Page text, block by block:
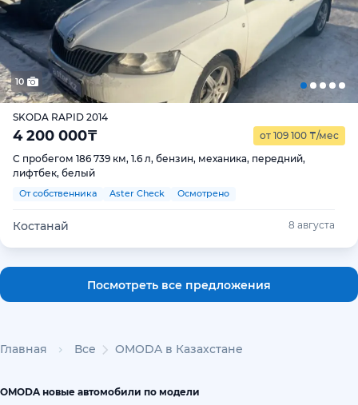
10
SKODA RAPID 2014
4 200 000₸ от 109 100 ₸/мес
С пробегом 186 739 км, 1.6 л, бензин, механика, передний,
лифтбек, белый
От собственника Aster Check Осмотрено
Костанай 8 августа
Посмотреть все предложения
Главная Все OMODA в Казахстане
OMODA новые автомобили по модели